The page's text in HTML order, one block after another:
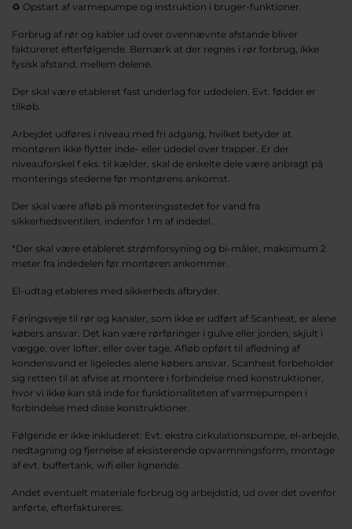
♻️ Opstart af varmepumpe og instruktion i bruger-funktioner.
Forbrug af rør og kabler ud over ovennævnte afstande bliver
faktureret efterfølgende. Bemærk at der regnes i rør forbrug, ikke
fysisk afstand, mellem delene.
Der skal være etableret fast underlag for udedelen. Evt. fødder er
tilkøb.
Arbejdet udføres i niveau med fri adgang, hvilket betyder at
montøren ikke flytter inde- eller udedel over trapper. Er der
niveauforskel f.eks. til kælder, skal de enkelte dele være anbragt på
monterings stederne før montørens ankomst.
Der skal være afløb på monteringsstedet for vand fra
sikkerhedsventilen, indenfor 1 m af indedel.
*Der skal være etableret strømforsyning og bi-måler, maksimum 2
meter fra indedelen før montøren ankommer.
El-udtag etableres med sikkerheds afbryder.
Føringsveje til rør og kanaler, som ikke er udført af Scanheat, er alene
købers ansvar. Det kan være rørføringer i gulve eller jorden, skjult i
vægge, over lofter, eller over tage. Afløb opført til afledning af
kondensvand er ligeledes alene købers ansvar. Scanheat forbeholder
sig retten til at afvise at montere i forbindelse med konstruktioner,
hvor vi ikke kan stå inde for funktionaliteten af varmepumpen i
forbindelse med disse konstruktioner.
Følgende er ikke inkluderet: Evt. ekstra cirkulationspumpe, el-arbejde,
nedtagning og fjernelse af eksisterende opvarmningsform, montage
af evt. buffertank, wifi eller lignende.
Andet eventuelt materiale forbrug og arbejdstid, ud over det ovenfor
anførte, efterfaktureres.